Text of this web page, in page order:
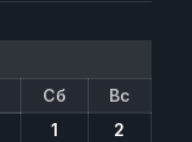
Сб
Вс
1
2